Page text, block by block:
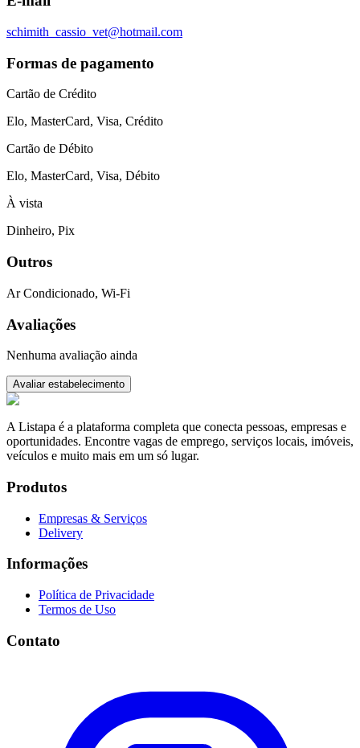
schimith_cassio_vet@hotmail.com
Formas de pagamento
Cartão de Crédito
Elo, MasterCard, Visa, Crédito
Cartão de Débito
Elo, MasterCard, Visa, Débito
À vista
Dinheiro, Pix
Outros
Ar Condicionado, Wi-Fi
Avaliações
Nenhuma avaliação ainda
Avaliar estabelecimento
A Listapa é a plataforma completa que conecta pessoas, empresas e
oportunidades. Encontre vagas de emprego, serviços locais, imóveis,
veículos e muito mais em um só lugar.
Produtos
Empresas & Serviços
Delivery
Informações
Política de Privacidade
Termos de Uso
Contato